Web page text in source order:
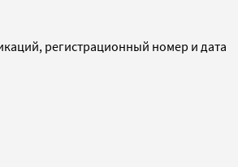
регистрационный номер и дата